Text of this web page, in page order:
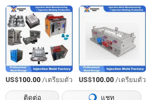
US$100.00/เตรียมตัว US$100.00/เตรียมตัว
ติดต่อ
แชท